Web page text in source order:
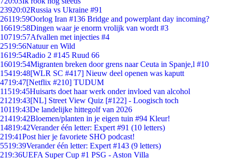
23920:02Russia vs Ukraine #91
26119:59Oorlog Iran #136 Bridge and powerplant day incoming?
16619:58Dingen waar je enorm vrolijk van wordt #3
10719:57Afvallen met injecties #4
2519:56Natuur en Wild
1619:54Radio 2 #145 Ruud 66
16019:54Migranten breken door grens naar Ceuta in Spanje,l #10
15419:48[WLR SC #417] Nieuw deel openen was kaputt
4719:47[Netflix #210] TUDUM
11519:45Huisarts doet haar werk onder invloed van alcohol
21219:43[NL] Street View Quiz [#122] - Loogisch toch
10119:43De landelijke hittegolf van 2026
21419:42Bloemen/planten in je eigen tuin #94 Kleur!
14819:42Verander één letter: Expert #91 (10 letters)
219:41Post hier je favoriete SHO podcast!
5519:39Verander één letter: Expert #143 (9 letters)
219:36UEFA Super Cup #1 PSG - Aston Villa